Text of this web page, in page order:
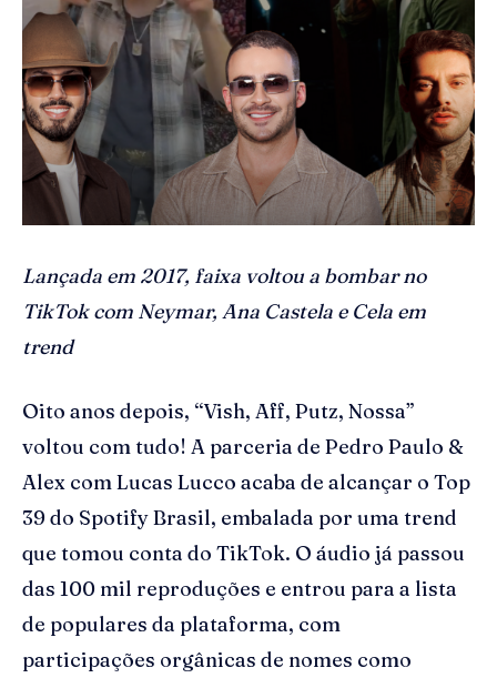
Lançada em 2017, faixa voltou a bombar no
TikTok com Neymar, Ana Castela e Cela em
trend
Oito anos depois, “Vish, Aff, Putz, Nossa”
voltou com tudo! A parceria de Pedro Paulo &
Alex com Lucas Lucco acaba de alcançar o Top
39 do Spotify Brasil, embalada por uma trend
que tomou conta do TikTok. O áudio já passou
das 100 mil reproduções e entrou para a lista
de populares da plataforma, com
participações orgânicas de nomes como